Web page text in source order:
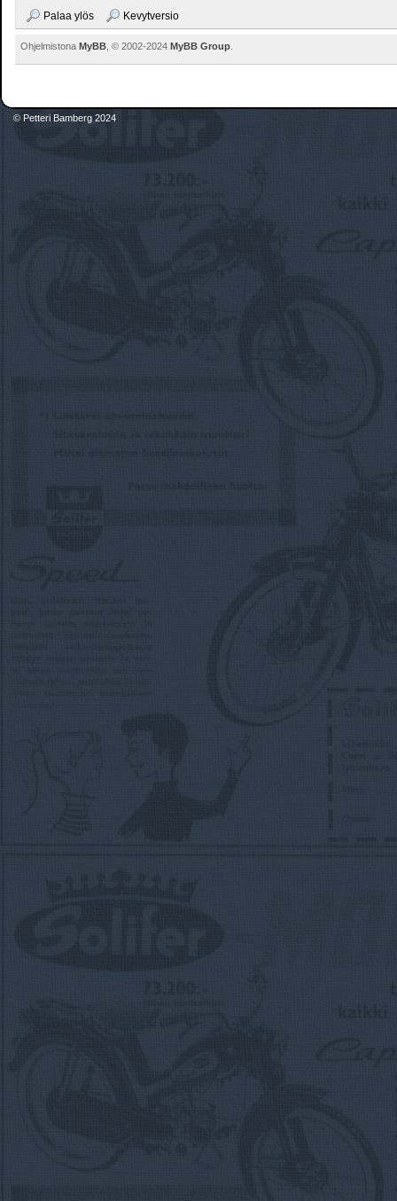
Palaa ylös Kevytversio
OhjelmistonaMyBB , © 2002-2024MyBB Group
© Petteri Bamberg 2024